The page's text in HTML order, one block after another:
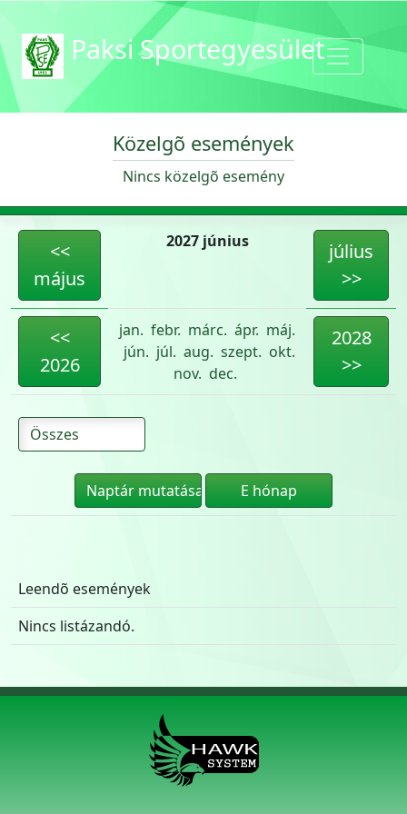
Paksi Sportegyesület
Közelgõ események
Nincs közelgõ esemény
<<
május
2027 június
július
>>
<<
2026
jan. febr. márc. ápr. máj.
jún. júl. aug. szept. okt.
nov. dec.
2028
>>
Leendõ események
Nincs listázandó.